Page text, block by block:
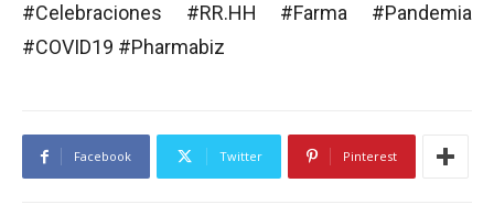
#Celebraciones #RR.HH #Farma #Pandemia
#COVID19 #Pharmabiz
Facebook Twitter Pinterest